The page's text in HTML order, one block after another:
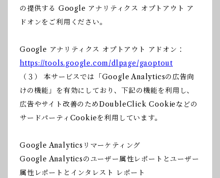
の提供する Google アナリティクス オプトアウト ア
ドオンをご利用ください。
Google アナリティクス オプトアウト アドオン：
https://tools.google.com/dlpage/gaoptout
（３） 本サービスでは「Google Analyticsの広告向
けの機能」を有効にしており、下記の機能を利用し、
広告やサイト改善のためDoubleClick Cookieなどの
サードパーティCookieを利用しています。
Google Analyticsリマーケティング
Google Analyticsのユーザー属性レポートとユーザー
属性レポートとインタレスト レポート